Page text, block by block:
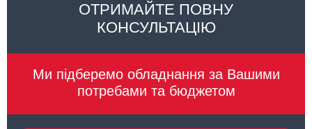
ОТРИМАЙТЕ ПОВНУ
КОНСУЛЬТАЦІЮ
Ми підберемо обладнання за Вашими
потребами та бюджетом